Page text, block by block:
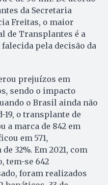
da Secretaria
Freitas, o maior
de Transplantes é a
pela decisão da
prejuízos em
sendo o impacto
o Brasil ainda não
19, o transplante de
a marca de 842 em
em 571,
32%. Em 2021, com
tem-se 642
foram realizados